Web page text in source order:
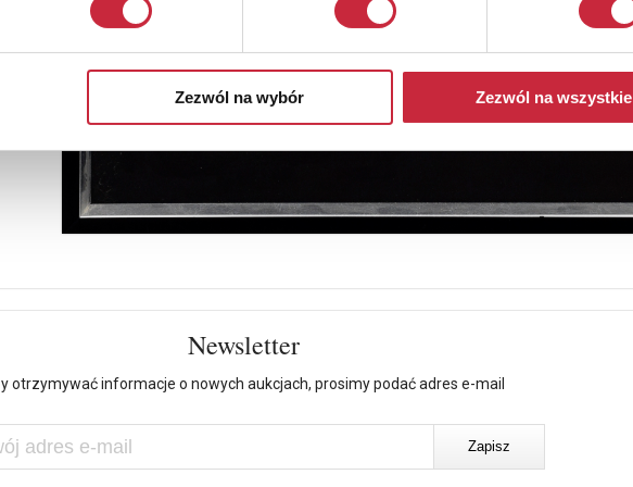
Zezwól na wybór Zezwól na wszystkie
Newsletter
otrzymywać informacje o nowych aukcjach, prosimy podać adres e-mail